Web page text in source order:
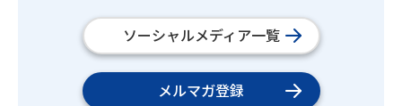
ソーシャルメディア一覧
メルマガ登録